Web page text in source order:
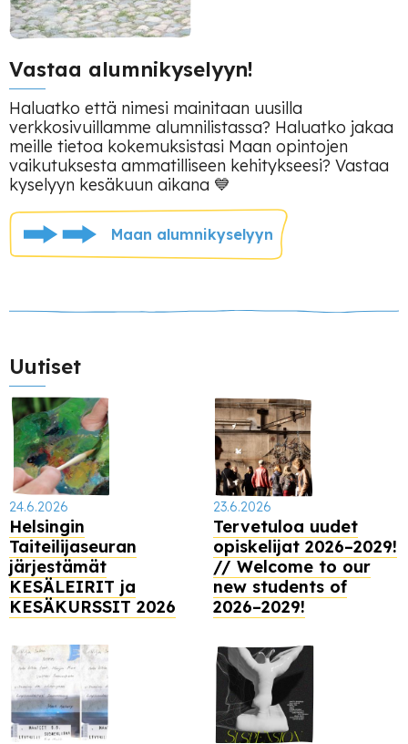
Vastaa alumnikyselyyn!
Haluatko että nimesi mainitaan uusilla
verkkosivuillamme alumnilistassa? Haluatko jakaa
meille tietoa kokemuksistasi Maan opintojen
vaikutuksesta ammatilliseen kehitykseesi? Vastaa
kyselyyn kesäkuun aikana 💙
Maan alumnikyselyyn
Uutiset
24.6.2026
Helsingin
Taiteilijaseuran
järjestämät
KESÄLEIRIT ja
KESÄKURSSIT 2026
23.6.2026
Tervetuloa uudet
opiskelijat 2026–2029!
// Welcome to our
new students of
2026–2029!